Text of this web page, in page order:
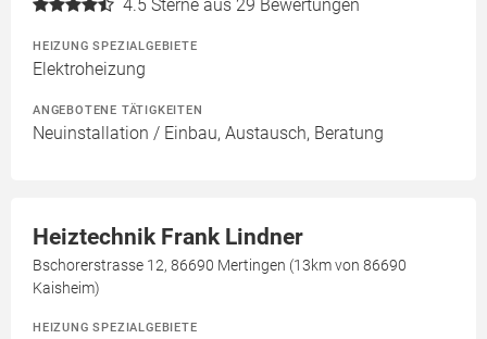
4.5 Sterne aus 29 Bewertungen
HEIZUNG SPEZIALGEBIETE
Elektroheizung
ANGEBOTENE TÄTIGKEITEN
Neuinstallation / Einbau, Austausch, Beratung
Heiztechnik Frank Lindner
Bschorerstrasse 12, 86690 Mertingen (13km von 86690
Kaisheim)
HEIZUNG SPEZIALGEBIETE